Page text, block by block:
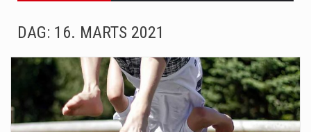
Irritabel tyktarm (Irritable Bowel Syndrome, IBS) er en udbredt fordøjelseslidelse, der påvirker millioner af mennesker…
Padel er en sport, der er blevet stadig mere populær over hele verden på grund…
DAG: 16. MARTS 2021